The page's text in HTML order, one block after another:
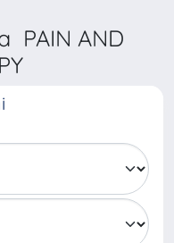
PAIN AND